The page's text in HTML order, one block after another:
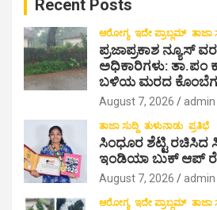
Recent Posts
ಆರೋಗ್ಯ ಇದೇ ಪ್ರಾಬ್ಲಮ್ ತಾಜಾ
ಪ್ರಜಾಪ್ರಕಾಶ ನ್ಯೂಸ್
ಅಧಿಕಾರಿಗಳು: ತಾ.ಪಂ
ಬಳಿಯ ಮರದ
August 7, 2026 admin
ತಾಜಾ ಸುದ್ದಿ ತುಳುನಾಡು ಪ್ರತಿಭೆ
ಸಿಂಧೂರ ಶೆಟ್ಟಿ ರಚಿಸಿದ
ಇಂಡಿಯಾ ಬುಕ್ ಆಪ್
August 7, 2026 admin
ಆರೋಗ್ಯ ಇದೇ ಪ್ರಾಬ್ಲಮ್ ತಾಜಾ